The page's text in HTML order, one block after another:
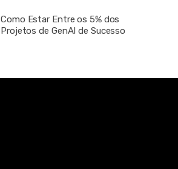
Como Estar Entre os 5% dos
Projetos de GenAI de Sucesso